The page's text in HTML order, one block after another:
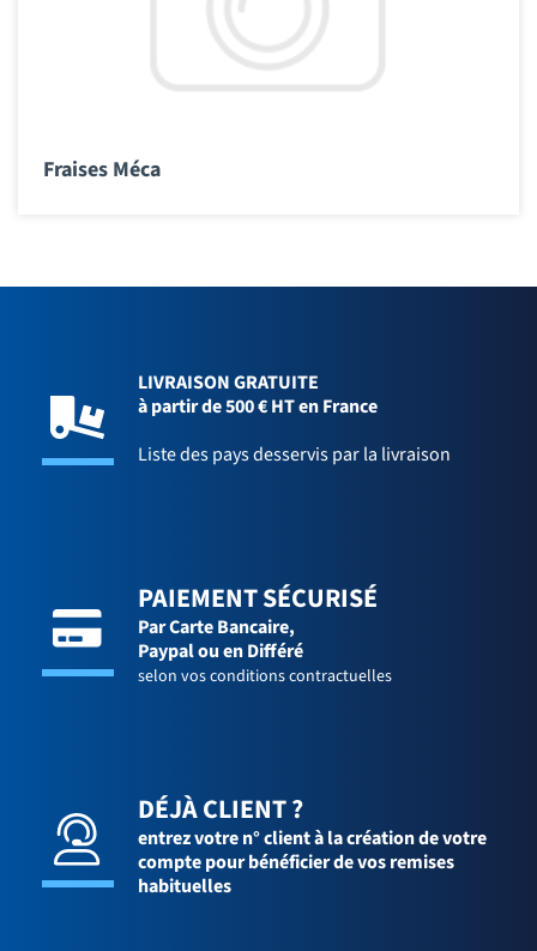
Fraises Méca
LIVRAISON GRATUITE
à partir de 500 € HT en France
Liste des pays desservis par la livraison
PAIEMENT SÉCURISÉ
Par Carte Bancaire,
Paypal ou en Différé
selon vos conditions contractuelles
DÉJÀ CLIENT ?
entrez votre n° client à la création de votre
compte pour bénéficier de vos remises
habituelles